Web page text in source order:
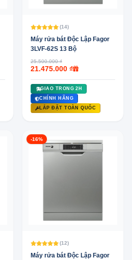
(14)
Máy rửa bát Độc Lập Fagor
3LVF-62S 13 Bộ
25.500.000 ₫
21.475.000 ₫
GIAO TRONG 2H
CHÍNH HÃNG
LẮP ĐẶT TOÀN QUỐC
-16%
(12)
Máy rửa bát Độc Lập Fagor